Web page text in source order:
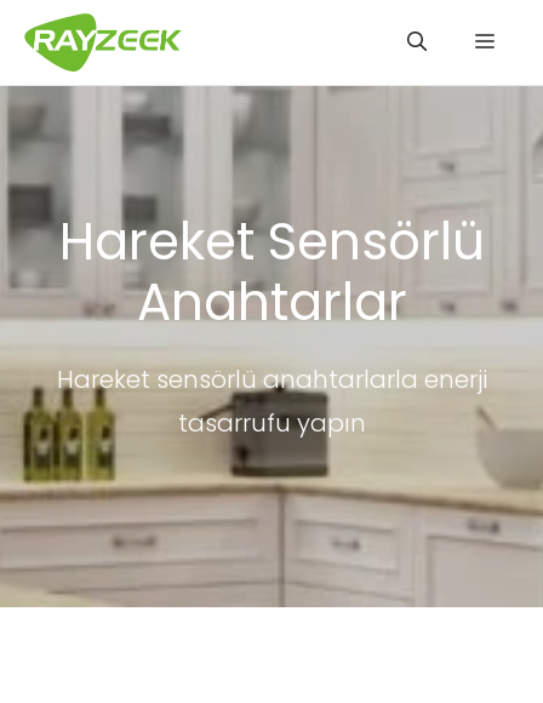
İçeriğe
atla
Hareket Sensörlü
Anahtarlar
Hareket sensörlü anahtarlarla enerji
tasarrufu yapın